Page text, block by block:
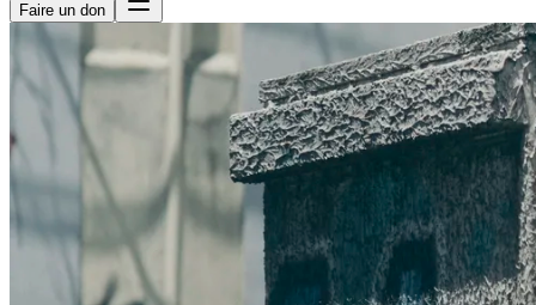
Faire un don